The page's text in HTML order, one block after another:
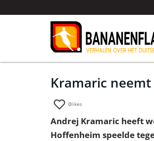
Kramaric
0likes
Andrej Kramaric heeft
Hoffenheim speelde